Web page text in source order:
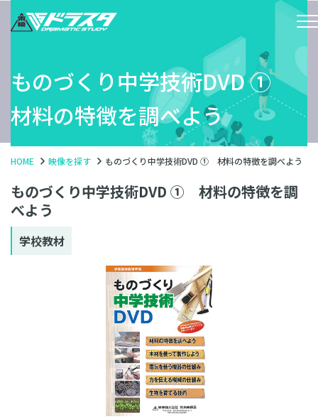
ものづくり中学技術DVD ①
材料の特徴を調べよう
HOME 映像を探す ものづくり中学技術DVD ① 材料の特徴を調べよう
ものづくり中学技術DVD ① 材料の特徴を調
べよう
学校教材